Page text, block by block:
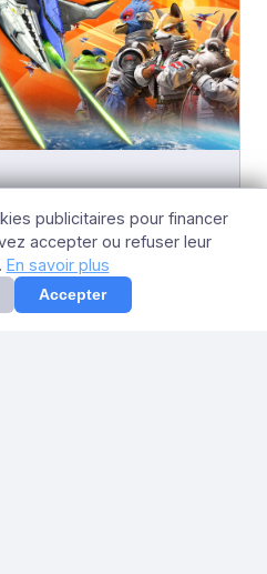
publicitaires pour financer
accepter ou refuser leur
En savoir plus
Accepter